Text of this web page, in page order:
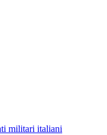
militari italiani